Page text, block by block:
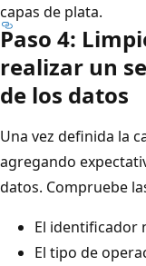
capas de plata.
Paso 4:
realizar un
de los datos
Una vez definida la
agregando
datos. Compruebe
El identificador
El tipo de